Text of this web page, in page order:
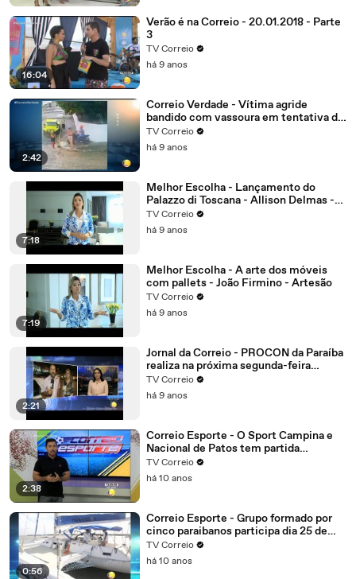
16:04
Verão é na Correio - 20.01.2018 - Parte
3
TV Correio
há 9 anos
2:42
Correio Verdade - Vítima agride
bandido com vassoura em tentativa de
assalto no bairro dos Estados
TV Correio
há 9 anos
7:18
Melhor Escolha - Lançamento do
Palazzo di Toscana - Allison Delmas -
Sócio diretor
TV Correio
há 9 anos
7:19
Melhor Escolha - A arte dos móveis
com pallets - João Firmino - Artesão
TV Correio
há 9 anos
2:21
Jornal da Correio - PROCON da Paraíba
realiza na próxima segunda-feira
mutirão online para negociação de
dívidas
TV Correio
há 9 anos
2:38
Correio Esporte - O Sport Campina e
Nacional de Patos tem partida
importante.
TV Correio
há 10 anos
0:56
Correio Esporte - Grupo formado por
cinco paraibanos participa dia 25 de
setembro da edição 2016 da regata
refeno, considerada uma das maiores
TV Correio
há 10 anos